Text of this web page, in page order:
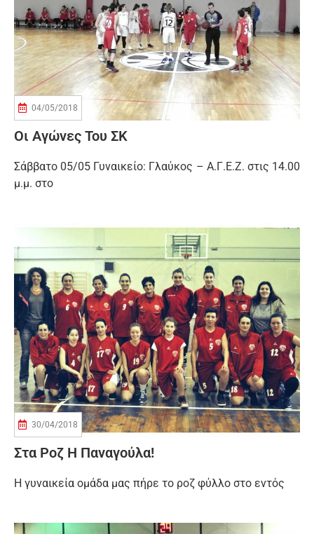
04/05/2018
Οι Αγώνες Του ΣΚ
Σάββατο 05/05 Γυναικείο: Γλαύκος – Α.Γ.Ε.Ζ. στις 14.00
μ.μ. στο
30/04/2018
Στα Ροζ Η Παναγούλα!
Η γυναικεία ομάδα μας πήρε το ροζ φύλλο στο εντός